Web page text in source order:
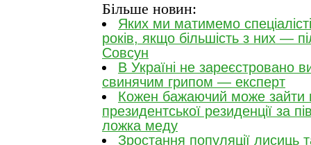
Більше новин:
Яких ми матимемо
років, якщо більшість з них —
Совсун
В Україні не зареєстровано
свинячим грипом — експерт
Кожен бажаючий може зайти
президентської резиденції за
ложка меду
Зростання популяції лисиць